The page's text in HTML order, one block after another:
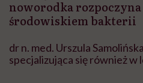
noworodka rozpoczyna
środowiskiem bakterii
dr n. med. Urszula
specjalizująca się również w